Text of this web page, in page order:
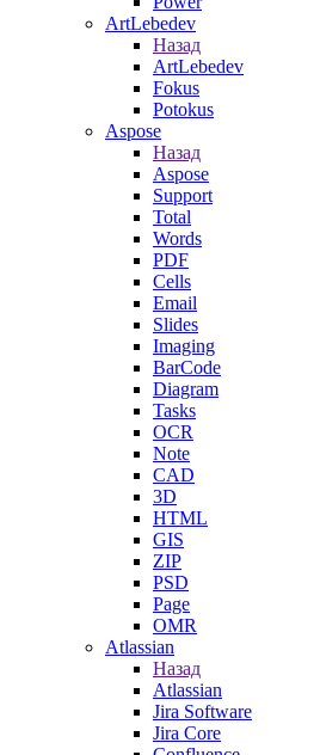
ArtLebedev
Назад
ArtLebedev
Fokus
Potokus
Aspose
Назад
Aspose
Support
Total
Words
PDF
Cells
Email
Slides
Imaging
BarCode
Diagram
Tasks
OCR
Note
CAD
3D
HTML
GIS
ZIP
PSD
Page
OMR
Atlassian
Назад
Atlassian
Jira Software
Jira Core